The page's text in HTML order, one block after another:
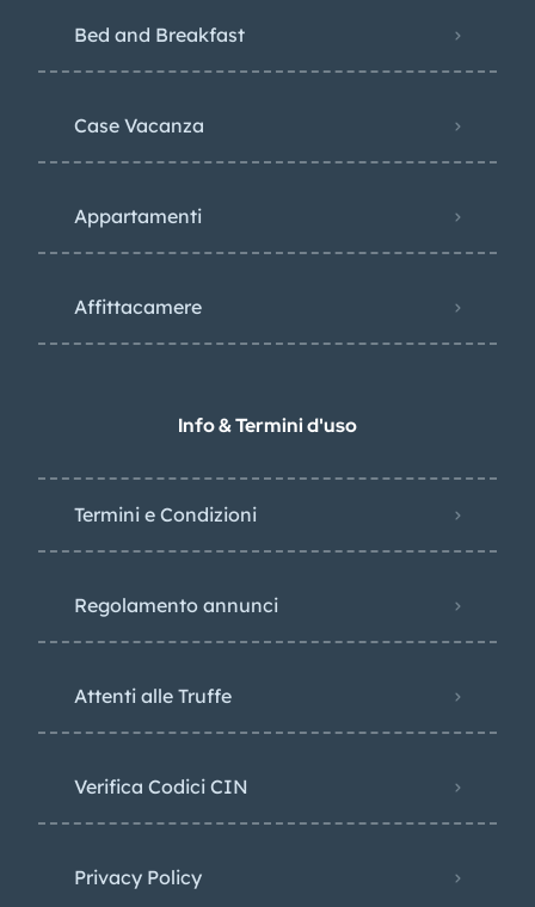
Bed and Breakfast
Case Vacanza
Appartamenti
Affittacamere
Info & Termini d'uso
Termini e Condizioni
Regolamento annunci
Attenti alle Truffe
Verifica Codici CIN
Privacy Policy​